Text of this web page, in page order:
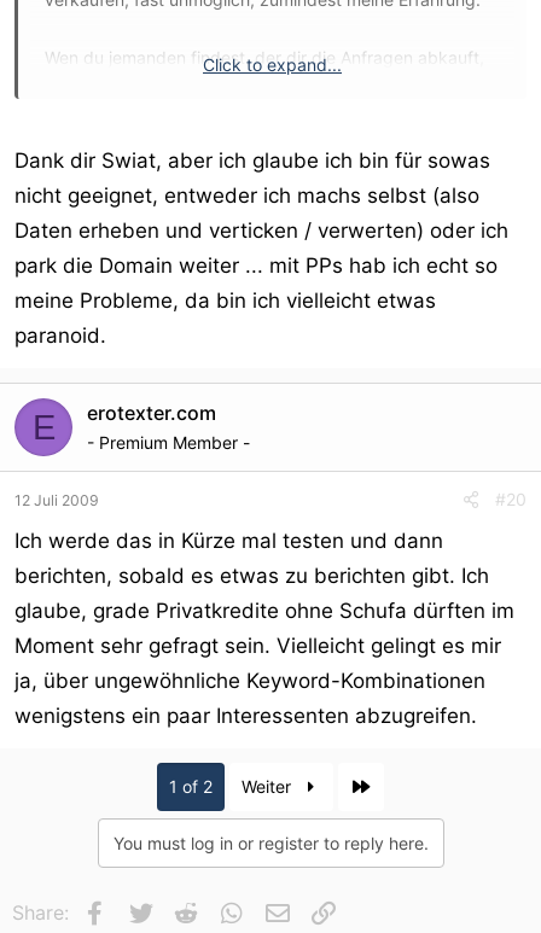
Wen du jemanden findest, der dir die Anfragen abkauft,
Bonkredit gibts ein Formular zum einbinden auf die Seite.
https://www.bon-kredit.de/kreditantrag.htm
Click to expand...
Dank dir Swiat, aber ich glaube ich bin für sowas
nicht geeignet, entweder ich machs selbst (also
Daten erheben und verticken / verwerten) oder ich
park die Domain weiter ... mit PPs hab ich echt so
meine Probleme, da bin ich vielleicht etwas
paranoid.
E erotexter.com
- Premium Member -
12 Juli 2009 #20
Ich werde das in Kürze mal testen und dann
berichten, sobald es etwas zu berichten gibt. Ich
glaube, grade Privatkredite ohne Schufa dürften im
Moment sehr gefragt sein. Vielleicht gelingt es mir
ja, über ungewöhnliche Keyword-Kombinationen
wenigstens ein paar Interessenten abzugreifen.
1 of 2 Weiter
You must log in or register to reply here.
Share: Facebook
Twitter Reddit WhatsApp
E-Mail